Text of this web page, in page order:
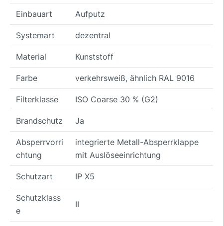
Einbauart Aufputz
Systemart dezentral
Material Kunststoff
Farbe verkehrsweiß, ähnlich RAL 9016
Filterklasse ISO Coarse 30 % (G2)
Brandschutz Ja
Absperrvorri
chtung
integrierte Metall-Absperrklappe
mit Auslöseeinrichtung
Schutzart IP X5
Schutzklass
e
II